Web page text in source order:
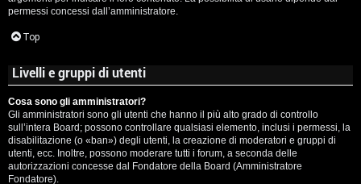
permessi concessi dall’amministratore.
Top
Livelli e gruppi di utenti
Cosa sono gli amministratori?
Gli amministratori sono gli utenti che hanno il più alto grado di controllo
sull’intera Board; possono controllare qualsiasi elemento, inclusi i permessi, la
disabilitazione (o «ban») degli utenti, la creazione di moderatori e gruppi di
utenti, ecc. Inoltre, possono moderare tutti i forum, a seconda delle
autorizzazioni concesse dal Fondatore della Board (Amministratore
Fondatore).
i
a
c
e
P
e